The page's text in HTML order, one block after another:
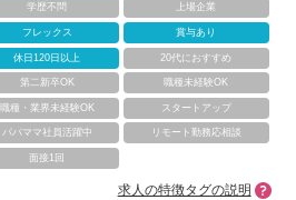
学歴不問 上場企業
フレックス 賞与あり
休日120日以上 20代におすすめ
第二新卒OK 職種未経験OK
職種・業界未経験OK スタートアップ
パパママ社員活躍中 リモート勤務応相談
面接1回
求人の特徴タグの説明